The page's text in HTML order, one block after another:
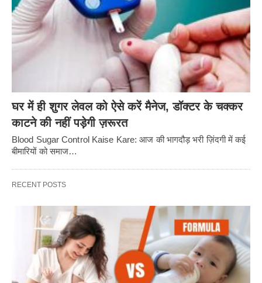
घर में ही शुगर लेवल को ऐसे करें मैनेज, डॉक्टर के चक्कर
काटने की नहीं पड़ेगी ज़रूरत
Blood Sugar Control Kaise Kare: आज की भागदौड़ भरी ज़िंदगी में कई
बीमारियों को समाज…
RECENT POSTS